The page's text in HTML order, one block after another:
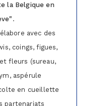
la Belgique en
.
avec des
coings, figues,
fleurs (sureau,
aspérule
en cueillette
partenariats